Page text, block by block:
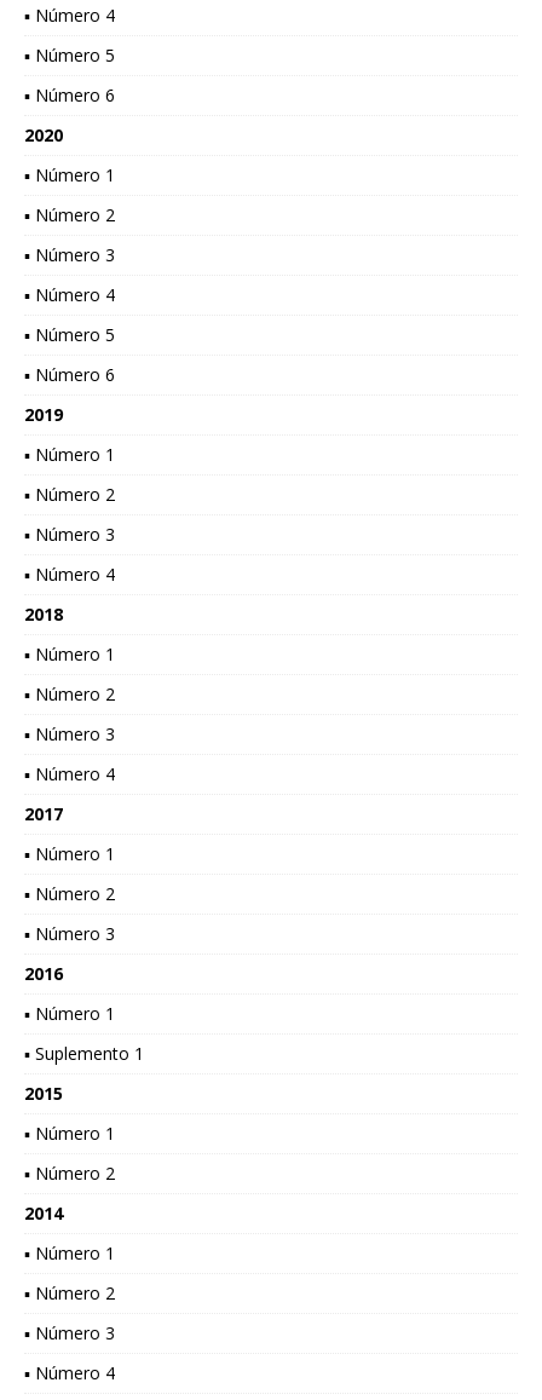
▪ Número 4
▪ Número 5
▪ Número 6
2020
▪ Número 1
▪ Número 2
▪ Número 3
▪ Número 4
▪ Número 5
▪ Número 6
2019
▪ Número 1
▪ Número 2
▪ Número 3
▪ Número 4
2018
▪ Número 1
▪ Número 2
▪ Número 3
▪ Número 4
2017
▪ Número 1
▪ Número 2
▪ Número 3
2016
▪ Número 1
▪ Suplemento 1
2015
▪ Número 1
▪ Número 2
2014
▪ Número 1
▪ Número 2
▪ Número 3
▪ Número 4